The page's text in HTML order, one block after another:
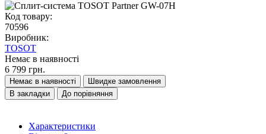
Код товару:
70596
Виробник:
TOSOT
Немає в наявності
6 799 грн.
Немає в наявності
Швидке замовлення
В закладки
До порівняння
Характеристики